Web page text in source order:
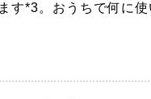
す*3。おうちで何に使